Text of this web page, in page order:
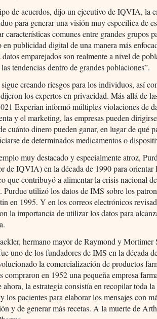
de acuerdos, dijo un ejecutivo de IQVIA, la
para generar una visión muy específica de
características comunes entre grandes grupos
en publicidad digital de una manera más
emparejados son realmente a nivel de
tendencias dentro de grandes poblaciones”.
sigue creando riesgos para los individuos, así
los expertos en privacidad. Más allá de
Experian informó múltiples violaciones de
y el marketing, las empresas pueden
cuánto dinero pueden ganar, en lugar de qué
de determinados medicamentos o
muy destacado y especialmente atroz,
de IQVIA) en la década de 1990 para
que contribuyó a alimentar la crisis nacional
Purdue utilizó los datos de IMS sobre los
en 1995. Y en los correos electrónicos
la importancia de utilizar los datos para
hermano mayor de Raymond y Mortimer
uno de los fundadores de IMS en la década
la comercialización de productos
compraron en 1952 una pequeña empresa
ahora, la estrategia consistía en recopilar toda
los pacientes para elaborar los mensajes con
y de generar más recetas. A la muerte de